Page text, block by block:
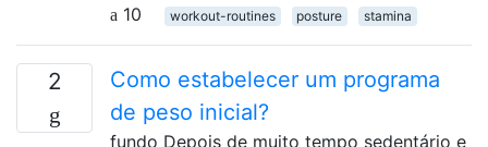
10
workout-routines posture stamina
2
Como estabelecer um programa
de peso inicial?
fundo Depois de muito tempo sedentário e